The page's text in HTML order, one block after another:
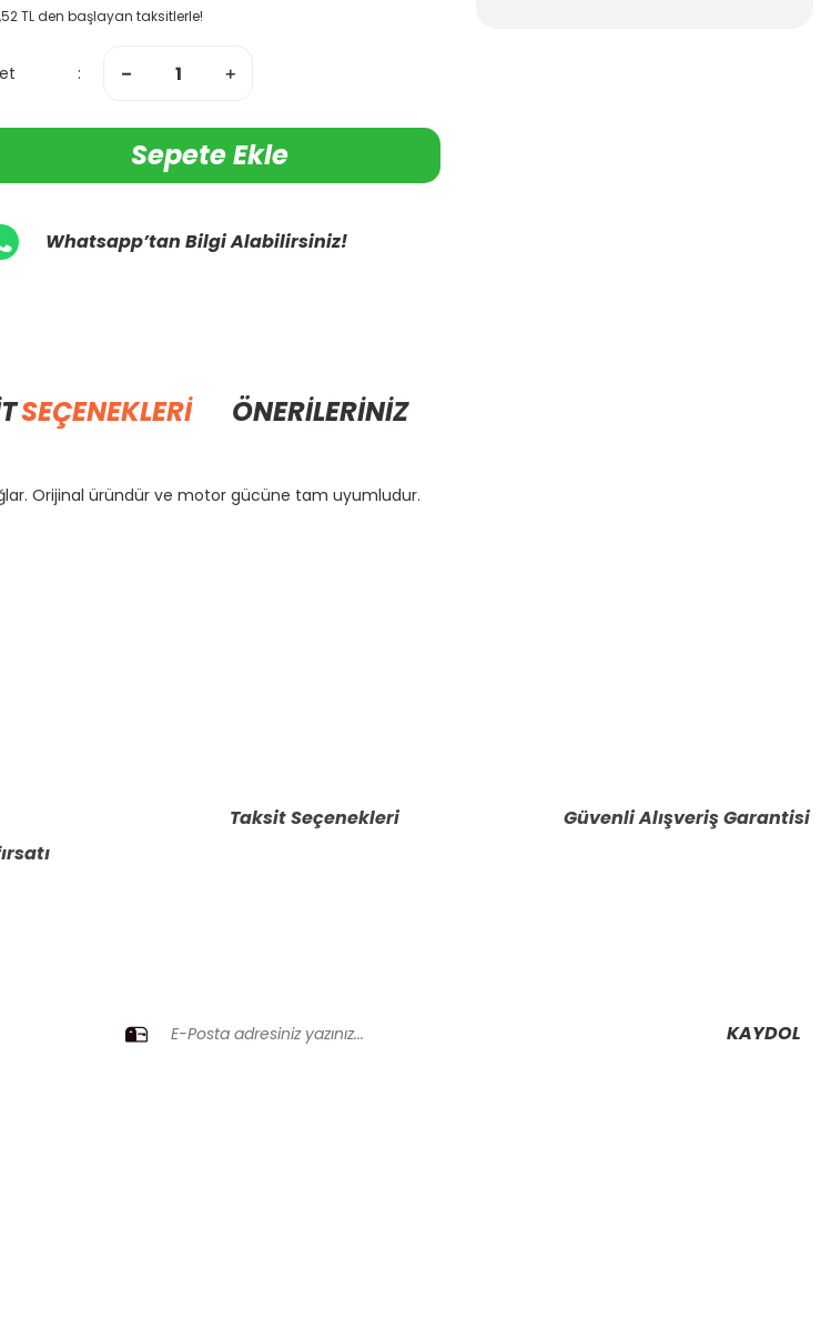
TL den başlayan taksitlerle!
Sepete Ekle
Whatsapp’tan Bilgi Alabilirsiniz!
SEÇENEKLERİ ÖNERİLERİNİZ
sağlar. Orijinal üründür ve motor gücüne tam uyumludur.
Taksit Seçenekleri Güvenli Alışveriş Garantisi
KAYDOL